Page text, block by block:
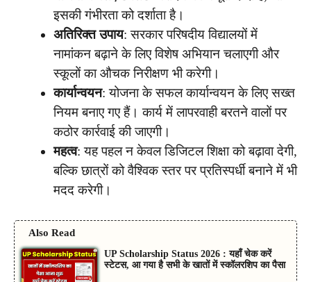
इसकी गंभीरता को दर्शाता है।
अतिरिक्त उपाय: सरकार परिषदीय विद्यालयों में
नामांकन बढ़ाने के लिए विशेष अभियान चलाएगी और
स्कूलों का औचक निरीक्षण भी करेगी।
कार्यान्वयन: योजना के सफल कार्यान्वयन के लिए सख्त
नियम बनाए गए हैं। कार्य में लापरवाही बरतने वालों पर
कठोर कार्रवाई की जाएगी।
महत्व: यह पहल न केवल डिजिटल शिक्षा को बढ़ावा देगी,
बल्कि छात्रों को वैश्विक स्तर पर प्रतिस्पर्धी बनाने में भी
मदद करेगी।
Also Read
UP Scholarship Status 2026 : यहाँ चेक करें
स्टेटस, आ गया है सभी के खातों में स्कॉलरशिप का पैसा